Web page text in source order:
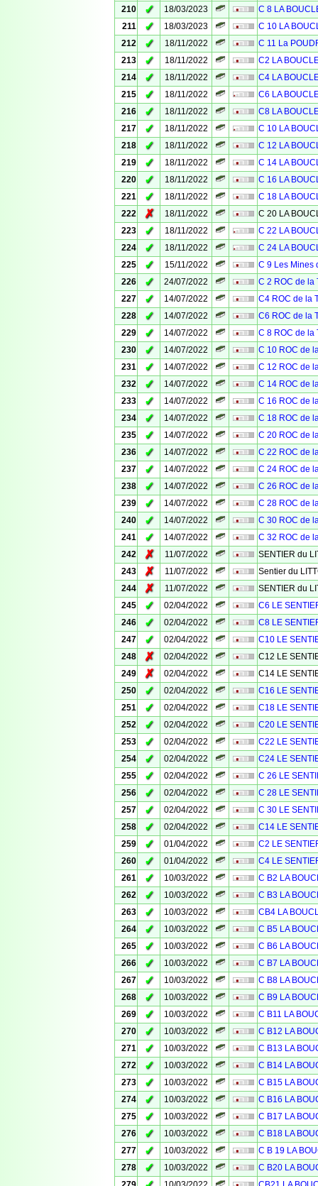
210
✓ 18/03/2023
C 8 LA
211
✓ 18/03/2023
C 10 LA
212
✓ 18/11/2022
C 11 La
213
✓ 18/11/2022
C2 LA
214
✓ 18/11/2022
C4 LA
215
✓ 18/11/2022
C6 LA
216
✓ 18/11/2022
C8 LA
217
✓ 18/11/2022
C 10 LA
218
✓ 18/11/2022
C 12 LA
219
✓ 18/11/2022
C 14 LA
220
✓ 18/11/2022
C 16 LA
221
✓ 18/11/2022
C 18 LA
222
✗ 18/11/2022
C 20 LA
223
✓ 18/11/2022
C 22 LA
224
✓ 18/11/2022
C 24 LA
225
✓ 15/11/2022
C 9 Les Mines
226
✓ 24/07/2022
C 2 ROC de la
227
✓ 14/07/2022
C4 ROC de la
228
✓ 14/07/2022
C6 ROC de la
229
✓ 14/07/2022
C 8 ROC de la
230
✓ 14/07/2022
C 10 ROC de
231
✓ 14/07/2022
C 12 ROC de
232
✓ 14/07/2022
C 14 ROC de
233
✓ 14/07/2022
C 16 ROC de
234
✓ 14/07/2022
C 18 ROC de
235
✓ 14/07/2022
C 20 ROC de
236
✓ 14/07/2022
C 22 ROC de
237
✓ 14/07/2022
C 24 ROC de
238
✓ 14/07/2022
C 26 ROC de
239
✓ 14/07/2022
C 28 ROC de
240
✓ 14/07/2022
C 30 ROC de
241
✓ 14/07/2022
C 32 ROC de
242
✗ 11/07/2022
SENTIER du
243
✗ 11/07/2022
Sentier du
244
✗ 11/07/2022
SENTIER du
245
✓ 02/04/2022
C6 LE
246
✓ 02/04/2022
C8 LE
247
✓ 02/04/2022
C10 LE
248
✗ 02/04/2022
C12 LE
249
✗ 02/04/2022
C14 LE
250
✓ 02/04/2022
C16 LE
251
✓ 02/04/2022
C18 LE
252
✓ 02/04/2022
C20 LE
253
✓ 02/04/2022
C22 LE
254
✓ 02/04/2022
C24 LE
255
✓ 02/04/2022
C 26 LE
256
✓ 02/04/2022
C 28 LE
257
✓ 02/04/2022
C 30 LE
258
✓ 02/04/2022
C14 LE
259
✓ 01/04/2022
C2 LE
260
✓ 01/04/2022
C4 LE
261
✓ 10/03/2022
C B2 LA
262
✓ 10/03/2022
C B3 LA
263
✓ 10/03/2022
CB4 LA
264
✓ 10/03/2022
C B5 LA
265
✓ 10/03/2022
C B6 LA
266
✓ 10/03/2022
C B7 LA
267
✓ 10/03/2022
C B8 LA
268
✓ 10/03/2022
C B9 LA
269
✓ 10/03/2022
C B11 LA
270
✓ 10/03/2022
C B12 LA
271
✓ 10/03/2022
C B13 LA
272
✓ 10/03/2022
C B14 LA
273
✓ 10/03/2022
C B15 LA
274
✓ 10/03/2022
C B16 LA
275
✓ 10/03/2022
C B17 LA
276
✓ 10/03/2022
C B18 LA
277
✓ 10/03/2022
C B 19 LA
278
✓ 10/03/2022
C B20 LA